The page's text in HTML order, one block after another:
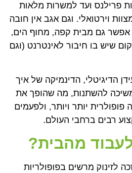
פרילנס ועד למשרות מלאות
וירטואלי. וגם אגב אין חובה
גם מבית קפה, מחוף הים,
שיש בו חיבור לאינטרנט (וגם
הדיגיטלי, הדינמיקה של איך
להשתנות, מה שהופך את
יותר ויותר, ולפעמים
רבים ברחבי העולם.
מהבית?
לזינוק מרשים בפופולריות